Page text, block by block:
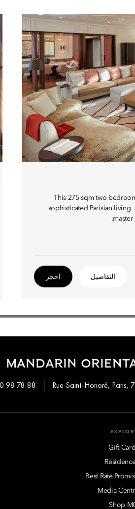
This 275 sqm two-
sophisticated Parisian
التفاصيل احجز
MANDARIN
98 78 88
Gift
Best Rate
Media
Shop